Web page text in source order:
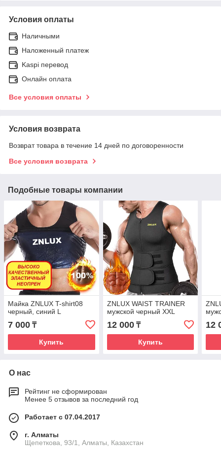
Условия оплаты
Наличными
Наложенный платеж
Kaspi перевод
Онлайн оплата
Все условия оплаты
Условия возврата
Возврат товара в течение 14 дней по договоренности
Все условия возврата
Подобные товары компании
Майка ZNLUX T-shirt08
черный, синий L
7 000 ₸
Купить
ZNLUX WAIST TRAINER
мужской черный XXL
12 000₸
Купить
12
О нас
Рейтинг не сформирован
Менее 5 отзывов за последний год
Работает с 07.04.2017
г. Алматы
Щепеткова, 93/1, Алматы, Казахстан